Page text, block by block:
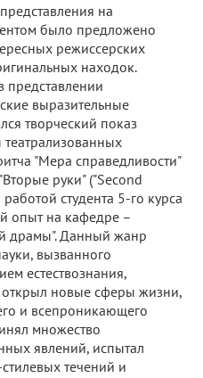
на
было предложено
режиссерских
находок.
представлении
выразительные
творческий показ
"Мера справедливости"
руки" ("Second
студента 5-го курса
опыт на кафедре –
драмы". Данный жанр
вызванного
естествознания,
новые сферы жизни,
и всепроникающего
множество
явлений, испытал
течений и